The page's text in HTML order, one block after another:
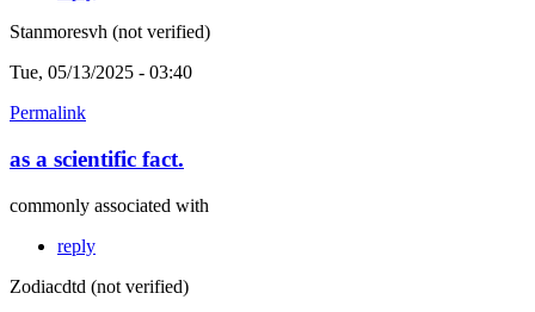
Stanmoresvh (not verified)
Tue, 05/13/2025 - 03:40
Permalink
as a scientific fact.
commonly associated with
reply
Zodiacdtd (not verified)